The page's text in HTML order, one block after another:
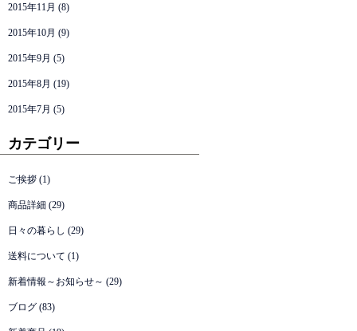
2015年11月 (8)
2015年10月 (9)
2015年9月 (5)
2015年8月 (19)
2015年7月 (5)
カテゴリー
ご挨拶 (1)
商品詳細 (29)
日々の暮らし (29)
送料について (1)
新着情報～お知らせ～ (29)
ブログ (83)